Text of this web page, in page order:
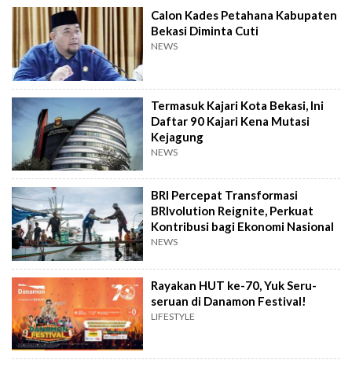
Calon Kades Petahana Kabupaten
Bekasi Diminta Cuti
NEWS
Termasuk Kajari Kota Bekasi, Ini
Daftar 90 Kajari Kena Mutasi
Kejagung
NEWS
BRI Percepat Transformasi
BRIvolution Reignite, Perkuat
Kontribusi bagi Ekonomi Nasional
NEWS
Rayakan HUT ke-70, Yuk Seru-
seruan di Danamon Festival!
LIFESTYLE